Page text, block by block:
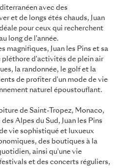
avec des
et de longs étés chauds, Juan
pour ceux qui recherchent
long de l'année.
magnifiques, Juan les Pins et sa
d'activités de plein air
la randonnée, le golf et la
de profiter d'un mode de vie
naturel époustouflant.
de Saint-Tropez, Monaco,
Alpes du Sud, Juan les Pins
vie sophistiqué et luxueux
des boutiques à la
ainsi qu'une vie
et des concerts réguliers,